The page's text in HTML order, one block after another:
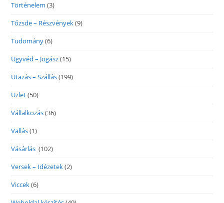
Történelem (3)
Tőzsde – Részvények(9)
Tudomány(6)
Ügyvéd – Jogász(15)
Utazás – Szállás(199)
Üzlet(50)
Vállalkozás(36)
Vallás(1)
Vásárlás (102)
Versek – Idézetek(2)
Viccek(6)